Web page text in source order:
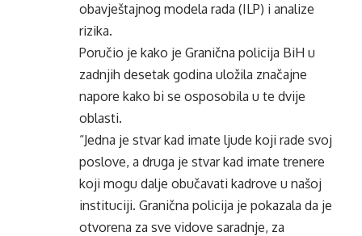
obavještajnog modela rada (ILP) i analize
rizika.
Poručio je kako je Granična policija BiH u
zadnjih desetak godina uložila značajne
napore kako bi se osposobila u te dvije
oblasti.
“Jedna je stvar kad imate ljude koji rade svoj
poslove, a druga je stvar kad imate trenere
koji mogu dalje obučavati kadrove u našoj
instituciji. Granična policija je pokazala da je
otvorena za sve vidove saradnje, za